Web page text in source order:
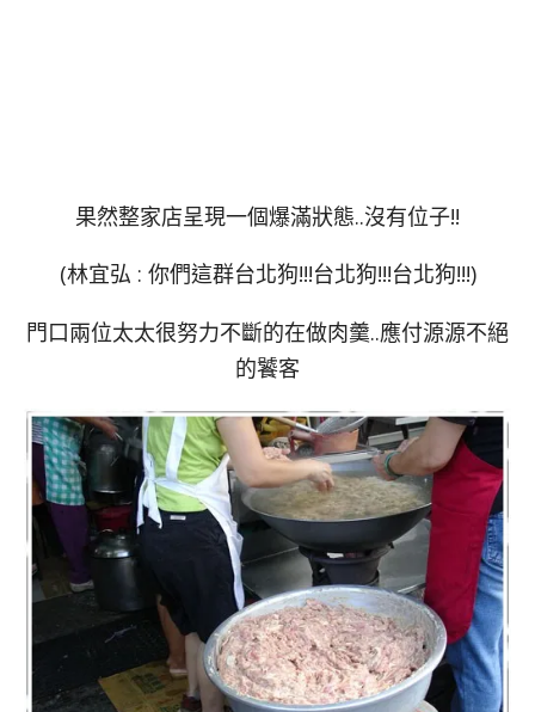
果然整家店呈現一個爆滿狀態..沒有位子!!
(林宜弘 : 你們這群台北狗!!!台北狗!!!台北狗!!!)
門口兩位太太很努力不斷的在做肉羹..應付源源不絕
的饕客